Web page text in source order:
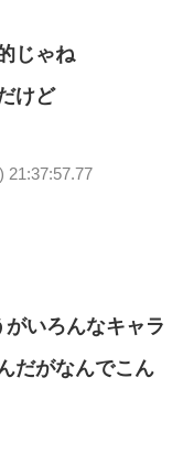
じゃね
けど
21:37:57.77
いろんなキャラ
だがなんでこん